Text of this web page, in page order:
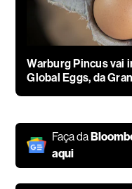
Warburg Pincus vai
Global Eggs, da
Faça da
aqui